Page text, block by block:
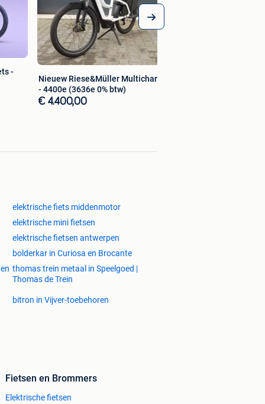
-
Nieuew Riese&Müller Multicharger 3
- 4400e (3636e 0% btw)
€ 4.400,00
elektrische fiets middenmotor
elektrische mini fietsen
elektrische fietsen antwerpen
bolderkar in Curiosa en Brocante
thomas trein metaal in Speelgoed |
Thomas de Trein
bitron in Vijver-toebehoren
Fietsen en Brommers
Elektrische fietsen